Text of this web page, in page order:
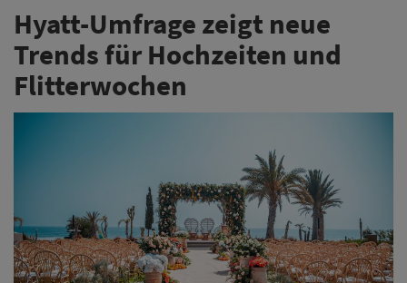
Hyatt-Umfrage zeigt neue
Trends für Hochzeiten und
Flitterwochen